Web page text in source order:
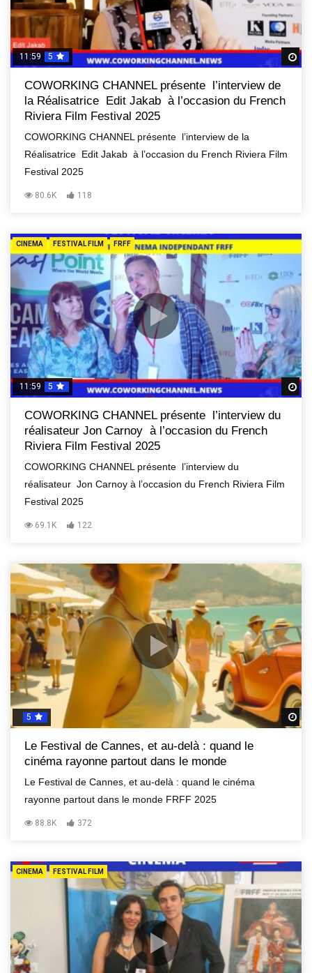
11:59 5
COWORKING CHANNEL présente l’interview de
la Réalisatrice Edit Jakab à l’occasion du French
Riviera Film Festival 2025
COWORKING CHANNEL présente l’interview de la
Réalisatrice Edit Jakab à l’occasion du French Riviera Film
Festival 2025
80.6K 118
CINEMA FESTIVAL FILM FRFF
11:59 5
COWORKING CHANNEL présente l’interview du
réalisateur Jon Carnoy à l’occasion du French
Riviera Film Festival 2025
COWORKING CHANNEL présente l’interview du
réalisateur Jon Carnoy à l’occasion du French Riviera Film
Festival 2025
69.1K 122
5
Le Festival de Cannes, et au-delà : quand le
cinéma rayonne partout dans le monde
Le Festival de Cannes, et au-delà : quand le cinéma
rayonne partout dans le monde FRFF 2025
88.8K 372
CINEMA FESTIVAL FILM